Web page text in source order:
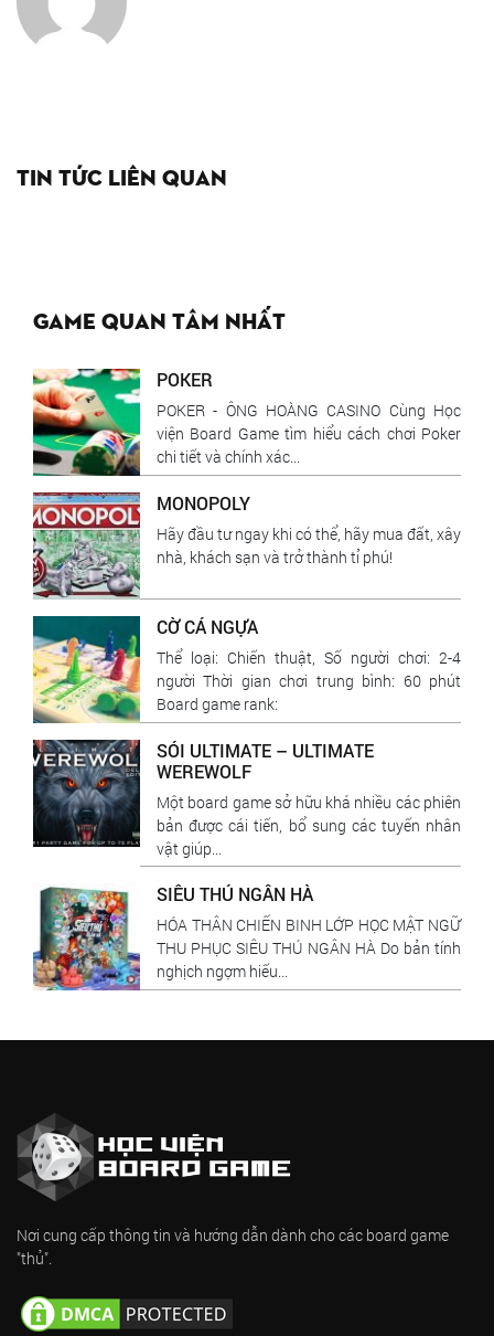
Tin tức liên quan
Game quan tâm nhất
POKER
POKER - ÔNG HOÀNG CASINO Cùng Học
viện Board Game tìm hiểu cách chơi Poker
chi tiết và chính xác...
MONOPOLY
Hãy đầu tư ngay khi có thể, hãy mua đất, xây
nhà, khách sạn và trở thành tỉ phú!
CỜ CÁ NGỰA
Thể loại: Chiến thuật, Số người chơi: 2-4
người Thời gian chơi trung bình: 60 phút
Board game rank:
SÓI ULTIMATE – ULTIMATE
WEREWOLF
Một board game sở hữu khá nhiều các phiên
bản được cái tiến, bổ sung các tuyến nhân
vật giúp...
SIÊU THÚ NGÂN HÀ
HÓA THÂN CHIẾN BINH LỚP HỌC MẬT NGỮ
THU PHỤC SIÊU THÚ NGÂN HÀ Do bản tính
nghịch ngợm hiếu...
Nơi cung cấp thông tin và hướng dẫn dành cho các board game
"thủ".